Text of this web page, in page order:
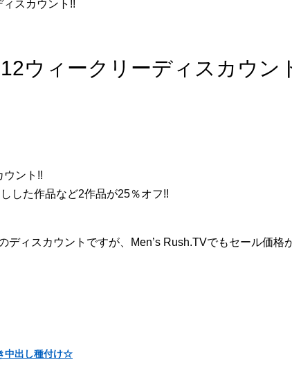
スカウント!!
ウィークリーディスカウン
ウント!!
した作品など2作品が25％オフ!!
ィスカウントですが、Men’s Rush.TVでもセール価格
中出し種付け☆